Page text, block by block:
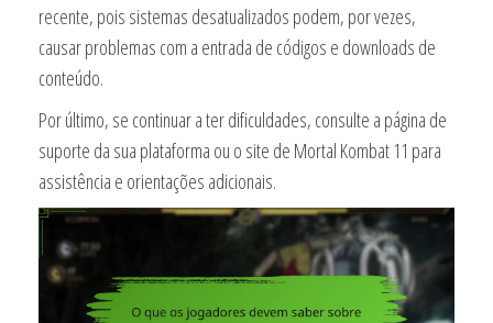
recente, pois sistemas desatualizados podem, por vezes,
causar problemas com a entrada de códigos e downloads de
conteúdo.
Por último, se continuar a ter dificuldades, consulte a página de
suporte da sua plataforma ou o site de Mortal Kombat 11 para
assistência e orientações adicionais.